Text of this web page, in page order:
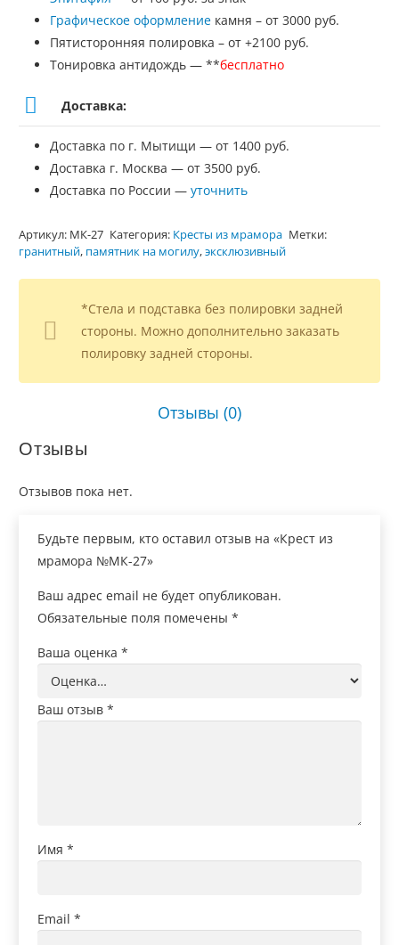
Графическое оформление камня – от 3000 руб.
Пятисторонняя полировка – от +2100 руб.
Тонировка антидождь — **бесплатно
Доставка:
Доставка по г. Мытищи — от 1400 руб.
Доставка г. Москва — от 3500 руб.
Доставка по России — уточнить
Артикул: МК-27 Категория: Кресты из мрамора Метки:
гранитный, памятник на могилу,эксклюзивный
*Стела и подставка без полировки задней
стороны. Можно дополнительно заказать
полировку задней стороны.
Отзывы (0)
Отзывы
Отзывов пока нет.
Будьте первым, кто оставил отзыв на «Крест из
мрамора №МК-27»
Ваш адрес email не будет опубликован.
Обязательные поля помечены *
Ваша оценка *
Ваш отзыв *
Имя *
Email *